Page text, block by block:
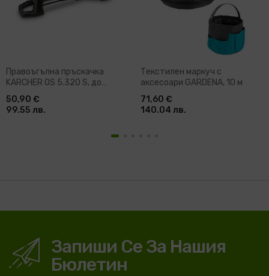
Правоъгълна пръскачка
KARCHER OS 5.320 S, до
320м2
50,90 €
99.55 лв.
Текстилен маркуч с
аксесоари GARDENA, 10 м
71,60 €
140.04 лв.
Запиши Се За Нашия
Бюлетин